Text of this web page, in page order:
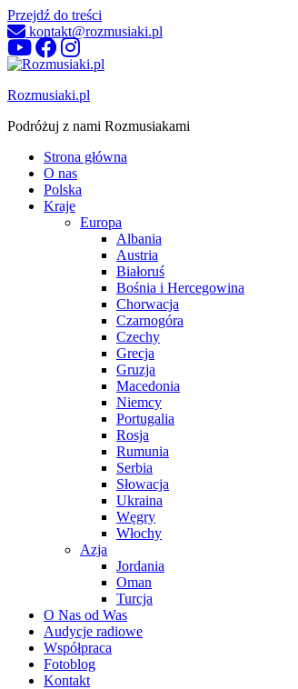
Przejdź do treści
kontakt@rozmusiaki.pl
Rozmusiaki.pl
Podróżuj z nami Rozmusiakami
Strona główna
O nas
Polska
Kraje
Europa
Albania
Austria
Białoruś
Bośnia i Hercegowina
Chorwacja
Czarnogóra
Czechy
Grecja
Gruzja
Macedonia
Niemcy
Portugalia
Rosja
Rumunia
Serbia
Słowacja
Ukraina
Węgry
Włochy
Azja
Jordania
Oman
Turcja
O Nas od Was
Audycje radiowe
Współpraca
Fotoblog
Kontakt